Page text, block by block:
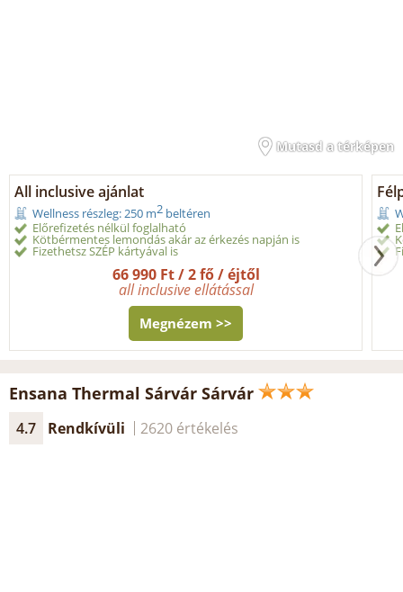
Mutasd a térképen
All inclusive ajánlat
Wellness részleg: 250 m2 beltéren
Előrefizetés nélkül foglalható
Kötbérmentes lemondás akár az érkezés napján is
Fizethetsz SZÉP kártyával is
66 990 Ft / 2 fő / éjtől
all inclusive ellátással
Megnézem >>
Ensana Thermal Sárvár Sárvár
4.7 Rendkívüli 2620 értékelés